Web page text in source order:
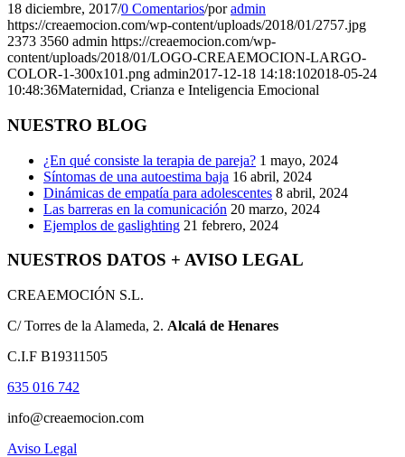
18 diciembre, 2017/0 Comentarios/poradmin
https://creaemocion.com/wp-content/uploads/2018/01/2757.jpg
2373 3560 admin https://creaemocion.com/wp-
content/uploads/2018/01/LOGO-CREAEMOCION-LARGO-
COLOR-1-300x101.png admin2017-12-18 14:18:102018-05-24
10:48:36Maternidad, Crianza e Inteligencia Emocional
NUESTRO BLOG
¿En qué consiste la terapia de pareja? 1 mayo, 2024
Síntomas de una autoestima baja 16 abril, 2024
Dinámicas de empatía para adolescentes 8 abril, 2024
Las barreras en la comunicación 20 marzo, 2024
Ejemplos de gaslighting 21 febrero, 2024
NUESTROS DATOS + AVISO LEGAL
CREAEMOCIÓN S.L.
C/ Torres de la Alameda, 2. Alcalá de Henares
C.I.F B19311505
635 016 742
info@creaemocion.com
Aviso Legal